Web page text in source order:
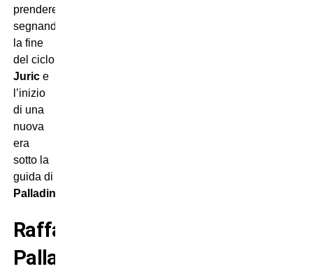
prendere,
segnando
la fine
del ciclo
Juric e
l’inizio
di una
nuova
era
sotto la
guida di
Palladino
Raffaele
Palladino